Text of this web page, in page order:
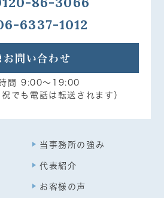
6337-1012
お問い合わせ
間 9:00～19:00
祝でも電話は転送されます）
当事務所の強み
代表紹介
お客様の声